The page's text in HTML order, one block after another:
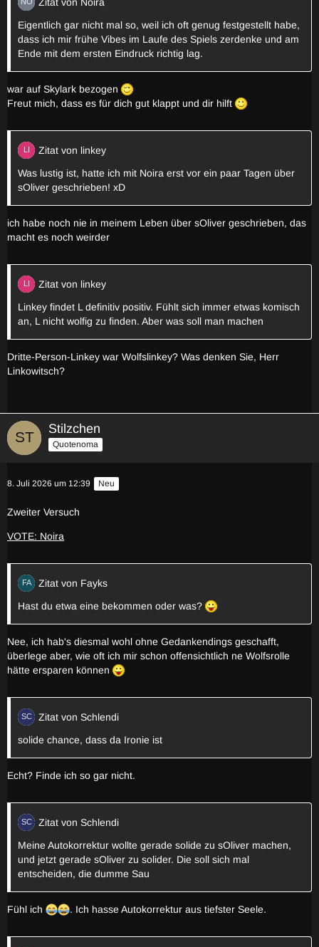
Eigentlich gar nicht mal so, weil ich oft genug festgestellt habe,
dass ich mir frühe Vibes im Laufe des Spiels zerdenke und am
Ende mit dem ersten Eindruck richtig lag.
war auf Skylark bezogen
Freut mich, dass es für dich gut klappt und dir hilft
Zitat von linkey
Was lustig ist, hatte ich mit Noira erst vor ein paar Tagen über
sOliver geschrieben! xD
ich habe noch nie in meinem Leben über sOliver geschrieben, das
macht es noch weirder
Zitat von linkey
Linkey findet L definitiv positiv. Fühlt sich immer etwas komisch
an, L nicht wolfig zu finden. Aber was soll man machen
Dritte-Person-Linkey war Wolfslinkey? Was denken Sie, Herr
Linkowitsch?
Stilzchen
Quotenoma
8. Juli 2026 um 12:39 Neu
Zweiter Versuch
VOTE: Noira
Zitat von Fayks
Hast du etwa eine bekommen oder was?
Nee, ich hab's diesmal wohl ohne Gedankendings geschafft,
überlege aber, wie oft ich mir schon offensichtlich ne Wolfsrolle
hätte ersparen können
Zitat von Schlendi
solide chance, dass da Ironie ist
Echt? Finde ich so gar nicht.
Zitat von Schlendi
Meine Autokorrektur wollte gerade solide zu sOliver machen,
und jetzt gerade sOliver zu solider. Die soll sich mal
entscheiden, die dumme Sau
Fühl ich . Ich hasse Autokorrektur aus tiefster Seele.